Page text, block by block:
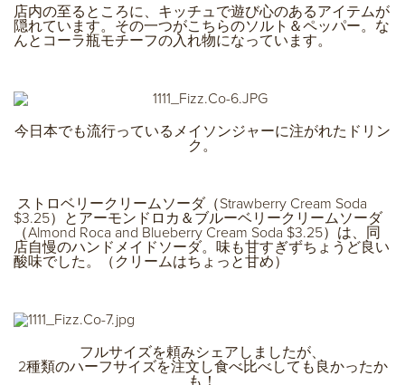
店内の至るところに、キッチュで遊び心のあるアイテムが
隠れています。その一つがこちらのソルト＆ペッパー。な
んとコーラ瓶モチーフの入れ物になっています。
今日本でも流行っているメイソンジャーに注がれたドリン
ク。
ストロベリークリームソーダ（Strawberry Cream Soda
$3.25）とアーモンドロカ＆ブルーベリークリームソーダ
（Almond Roca and Blueberry Cream Soda $3.25）は、同
店自慢のハンドメイドソーダ。味も甘すぎずちょうど良い
酸味でした。（クリームはちょっと甘め）
フルサイズを頼みシェアしましたが、
2種類のハーフサイズを注文し食べ比べしても良かったか